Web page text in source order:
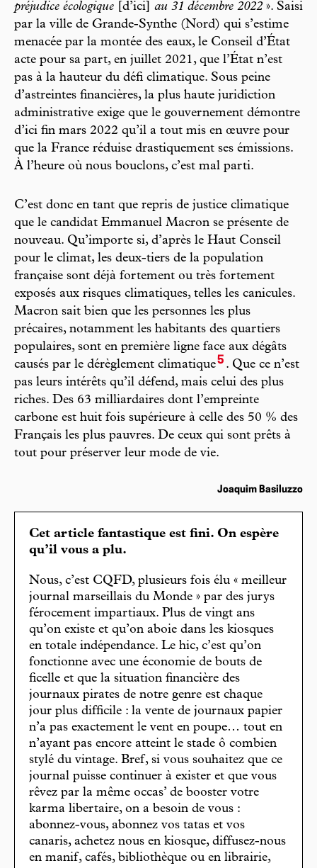
préjudice écologique
[d’ici] au 31 décembre 2022». Saisi
par la ville de Grande-Synthe (Nord) qui s’estime
menacée par la montée des eaux, le Conseil d’État
acte pour sa part, en juillet 2021, que l’État n’est
pas à la hauteur du défi climatique. Sous peine
d’astreintes financières, la plus haute juridiction
administrative exige que le gouvernement démontre
d’ici fin mars 2022 qu’il a tout mis en œuvre pour
que la France réduise drastiquement ses émissions.
À l’heure où nous bouclons, c’est mal parti.
C’est donc en tant que repris de justice climatique
que le candidat Emmanuel Macron se présente de
nouveau. Qu’importe si, d’après le Haut Conseil
pour le climat, les deux-tiers de la population
française sont déjà fortement ou très fortement
exposés aux risques climatiques, telles les canicules.
Macron sait bien que les personnes les plus
précaires, notamment les habitants des quartiers
populaires, sont en première ligne face aux dégâts
causés par le dérèglement climatique5 . Que ce n’est
pas leurs intérêts qu’il défend, mais celui des plus
riches. Des 63 milliardaires dont l’empreinte
carbone est huit fois supérieure à celle des 50 % des
Français les plus pauvres. De ceux qui sont prêts à
tout pour préserver leur mode de vie.
Joaquim Basiluzzo
Cet article fantastique est fini. On espère
qu’il vous a plu.
Nous, c’est CQFD, plusieurs fois élu « meilleur
journal marseillais du Monde » par des jurys
férocement impartiaux. Plus de vingt ans
qu’on existe et qu’on aboie dans les kiosques
en totale indépendance. Le hic, c’est qu’on
fonctionne avec une économie de bouts de
ficelle et que la situation financière des
journaux pirates de notre genre est chaque
jour plus difficile : la vente de journaux papier
n’a pas exactement le vent en poupe… tout en
n’ayant pas encore atteint le stade ô combien
stylé du vintage. Bref, si vous souhaitez que ce
journal puisse continuer à exister et que vous
rêvez par la même occas’ de booster votre
karma libertaire, on a besoin de vous :
abonnez-vous, abonnez vos tatas et vos
canaris, achetez nous en kiosque, diffusez-nous
en manif, cafés, bibliothèque ou en librairie,